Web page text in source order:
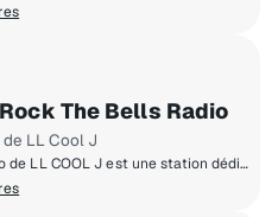
Rock The Bells Radio
LL Cool J
Rock The Bells Radio de LL COOL J est une station dédiée aux amateurs de Hip-Hop qui veulent entendre ce son Hip-Hop classique.